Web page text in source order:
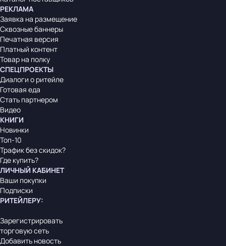
РЕКЛАМА
Заявка на размещение
Сквозные баннеры
Печатная версия
Платный контент
Товар на полку
СПЕЦПРОЕКТЫ
Диалоги о ритейле
Готовая еда
Стать партнером
Видео
КНИГИ
Новинки
Топ-10
Трафик без скидок?
Где купить?
ЛИЧНЫЙ КАБИНЕТ
Ваши покупки
Подписки
РИТЕЙЛЕРУ:
Зарегистрировать
торговую сеть
Добавить новость